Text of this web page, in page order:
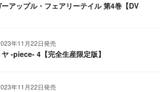
アップル・フェアリーテイル 第4巻【DV
年11月22日発売
-piece- 4【完全生産限定版】
年11月22日発売